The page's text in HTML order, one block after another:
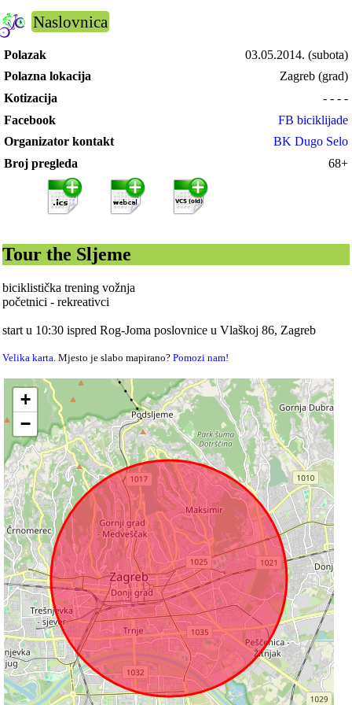
Naslovnica
Polazak 03.05.2014. (subota)
Polazna lokacija
Zagreb (grad)
Kotizacija
- - - -
Facebook
FB biciklijade
Organizator kontakt
BK Dugo Selo
Broj pregleda
68+
Tour the Sljeme
biciklistička trening vožnja
početnici - rekreativci
start u 10:30 ispred Rog-Joma poslovnice u Vlaškoj 86, Zagreb
Velika karta . Mjesto je slabo mapirano?Pomozi nam!
+
−